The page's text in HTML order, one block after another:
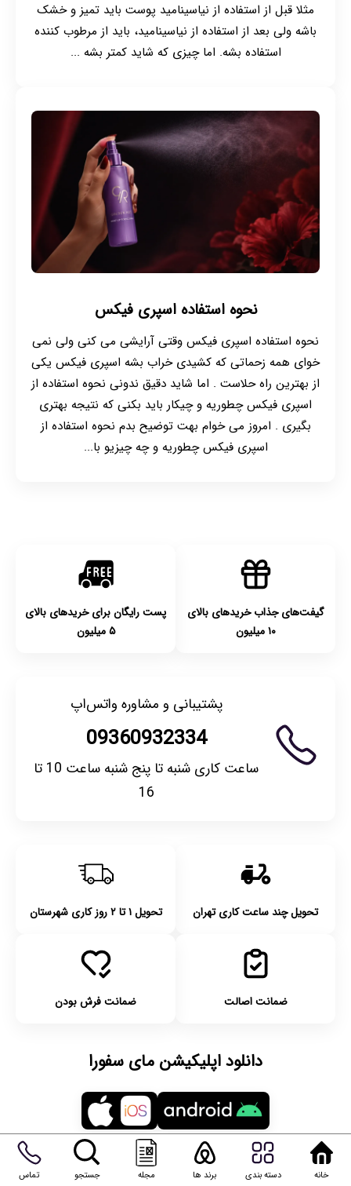
مثلا قبل از استفاده از نیاسینامید پوست باید تمیز و خشک
باشه ولی بعد از استفاده از نیاسینامید، باید از مرطوب کننده
استفاده بشه. اما چیزی که شاید کمتر بشه ...
نحوه استفاده اسپری فیکس
نحوه استفاده اسپری فیکس وقتی آرایشی می کنی ولی نمی
خوای همه زحماتی که کشیدی خراب بشه اسپری فیکس یکی
از بهترین راه حلاست . اما شاید دقیق ندونی نحوه استفاده از
اسپری فیکس چطوریه و چیکار باید بکنی که نتیجه بهتری
بگیری . امروز می خوام بهت توضیح بدم نحوه استفاده از
اسپری فیکس چطوریه و چه چیزیو با...
گیفت‌های جذاب خریدهای بالای
۱۰ میلیون
پست رایگان برای خریدهای بالای
۵ میلیون
پشتیبانی و مشاوره واتس‌اپ
09360932334
ساعت کاری شنبه تا پنج شنبه ساعت 10 تا
16
تحویل چند ساعت کاری تهران تحویل ۱ تا ۲ روز کاری شهرستان
ضمانت اصالت ضمانت فرش بودن
دانلود اپلیکیشن مای سفورا
با مای سفورا پوستی جذاب و سالم بساز. خانه دسته بندی برند ها مجله جستجو تماس